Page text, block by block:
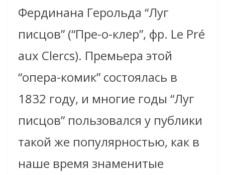
Фердинана Герольда “Луг
писцов” (“Пре-о-клер”, фр. Le Pré
aux Clercs). Премьера этой
“опера-комик” состоялась в
1832 году, и многие годы “Луг
писцов” пользовался у публики
такой же популярностью, как в
наше время знаменитые